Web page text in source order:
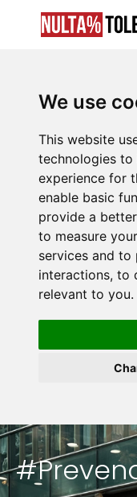
We use
This website
technologies
experience for
enable basic
provide a
to measure
services and to
interactions, to
relevant to you.